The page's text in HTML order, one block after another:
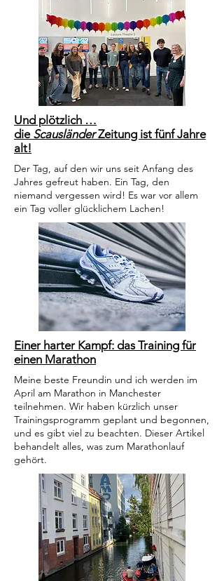
Und plötzlich …
die ScausländerZeitung ist fünf Jahre
alt!
Der Tag, auf den wir uns seit Anfang des
Jahres gefreut haben. Ein Tag, den
niemand vergessen wird! Es war vor allem
ein Tag voller glücklichem Lachen!
Einer harter Kampf: das Training für
einen Marathon
Meine beste Freundin und ich werden im
April am Marathon in Manchester
teilnehmen. Wir haben kürzlich unser
Trainingsprogramm geplant und begonnen,
und es gibt viel zu beachten. Dieser Artikel
behandelt alles, was zum Marathonlauf
gehört.